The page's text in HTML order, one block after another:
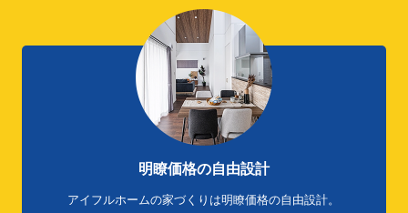
明瞭価格の自由設計
アイフルホームの家づくりは明瞭価格の自由設計。